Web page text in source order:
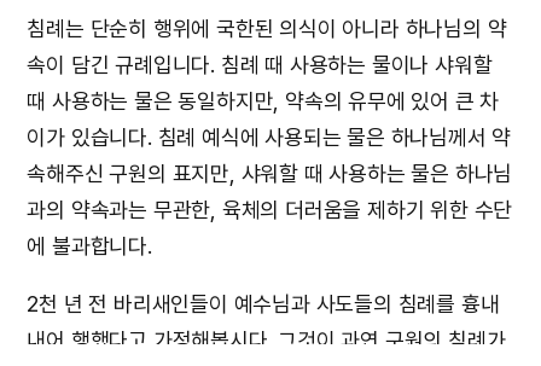
침례는 단순히 행위에 국한된 의식이 아니라 하나님의 약
속이 담긴 규례입니다. 침례 때 사용하는 물이나 샤워할
때 사용하는 물은 동일하지만, 약속의 유무에 있어 큰 차
이가 있습니다. 침례 예식에 사용되는 물은 하나님께서 약
속해주신 구원의 표지만, 샤워할 때 사용하는 물은 하나님
과의 약속과는 무관한, 육체의 더러움을 제하기 위한 수단
에 불과합니다.
2천 년 전 바리새인들이 예수님과 사도들의 침례를 흉내
내어 행했다고 가정해봅시다. 그것이 과연 구원의 침례가